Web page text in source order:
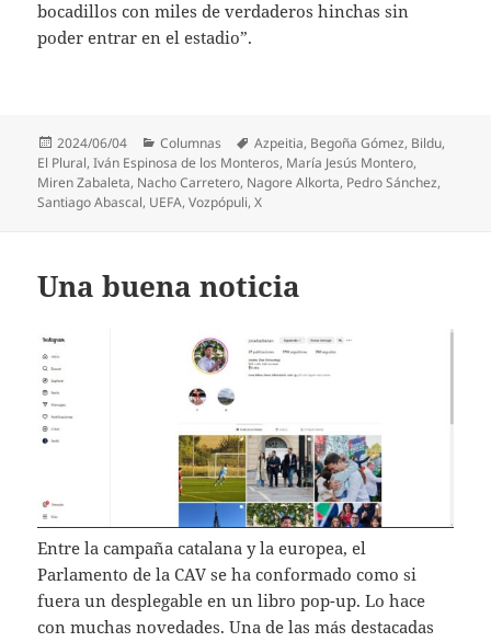
bocadillos con miles de verdaderos hinchas sin
poder entrar en el estadio”.
Publicado
el
2024/06/04 Categorías
Columnas Etiquetas
Azpeitia, Begoña Gómez, Bildu,
El Plural,Iván Espinosa de los Monteros, María Jesús Montero,
Miren Zabaleta, Nacho Carretero, Nagore Alkorta, Pedro Sánchez,
Santiago Abascal, UEFA,Vozpópuli,X
Una buena noticia
Entre la campaña catalana y la europea, el
Parlamento de la CAV se ha conformado como si
fuera un desplegable en un libro pop-up. Lo hace
con muchas novedades. Una de las más destacadas